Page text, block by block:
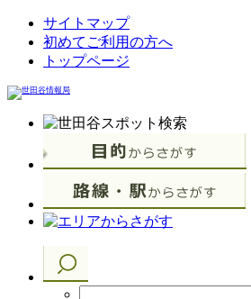
サイトマップ
初めてご利用の方へ
トップページ